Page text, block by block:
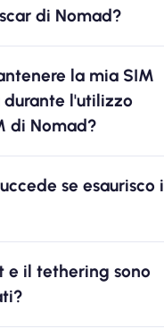
di Nomad?
la mia SIM
l'utilizzo
di Nomad?
se esaurisco i
e il tethering sono